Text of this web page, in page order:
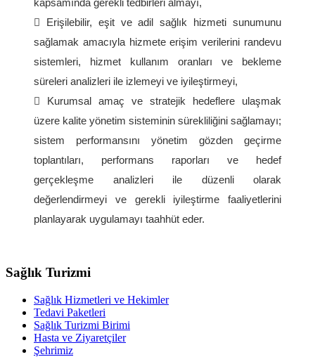
kapsamında gerekli tedbirleri almayı,
 Erişilebilir, eşit ve adil sağlık hizmeti sunumunu
sağlamak amacıyla hizmete erişim verilerini randevu
sistemleri, hizmet kullanım oranları ve bekleme
süreleri analizleri ile izlemeyi ve iyileştirmeyi,
 Kurumsal amaç ve stratejik hedeflere ulaşmak
üzere kalite yönetim sisteminin sürekliliğini sağlamayı;
sistem performansını yönetim gözden geçirme
toplantıları, performans raporları ve hedef
gerçekleşme analizleri ile düzenli olarak
değerlendirmeyi ve gerekli iyileştirme faaliyetlerini
planlayarak uygulamayı taahhüt eder.
Sağlık Turizmi
Sağlık Hizmetleri ve Hekimler
Tedavi Paketleri
Sağlık Turizmi Birimi
Hasta ve Ziyaretçiler
Şehrimiz